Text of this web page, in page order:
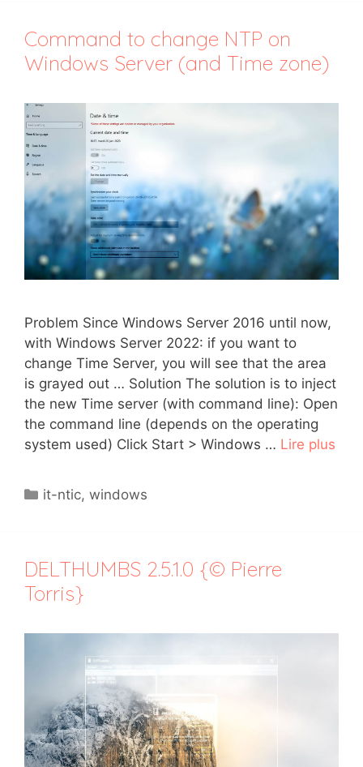
Command to change NTP on
Windows Server (and Time zone)
Problem Since Windows Server 2016 until now,
with Windows Server 2022: if you want to
change Time Server, you will see that the area
is grayed out … Solution The solution is to inject
the new Time server (with command line): Open
the command line (depends on the operating
system used) Click Start > Windows … Lire plus
Catégories
it-ntic,windows
DELTHUMBS 2.5.1.0 {© Pierre
Torris}